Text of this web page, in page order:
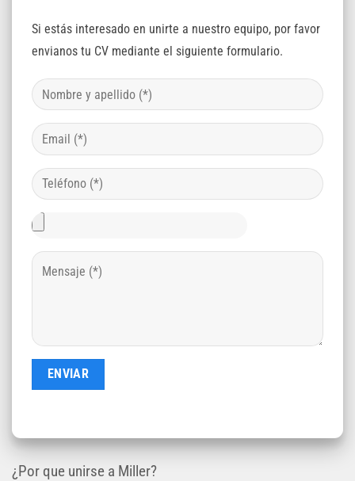
¿Por que unirse a Miller?
Si estás interesado en unirte a nuestro equipo, por favor
envianos tu CV mediante el siguiente formulario.